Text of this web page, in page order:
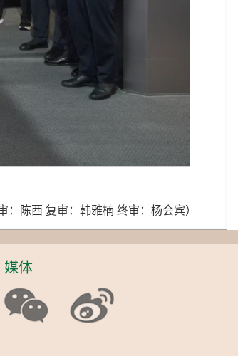
：陈西 复审：韩雅楠 终审：杨会宾）
媒体